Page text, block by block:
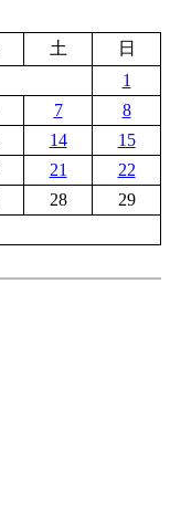
土
日
1
7
8
14
15
21
22
28
29